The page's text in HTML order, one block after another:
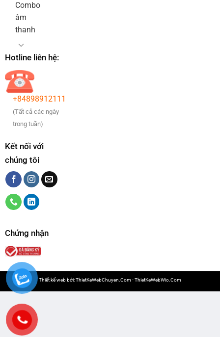
Combo
âm
thanh
Hotline liên hệ:
+84898912111
(Tất cả các ngày
trong tuần)
Kết nối với
chúng tôi
Chứng nhận
Thiết kế web bởi:ThietKeWebChuyen.Com-ThietKeWebWio.Com